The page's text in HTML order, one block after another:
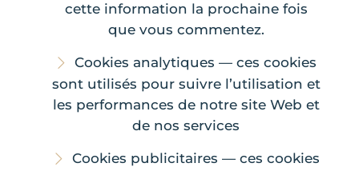
cette information la prochaine fois
que vous commentez.
Cookies analytiques — ces cookies
sont utilisés pour suivre l’utilisation et
les performances de notre site Web et
de nos services
Cookies publicitaires — ces cookies